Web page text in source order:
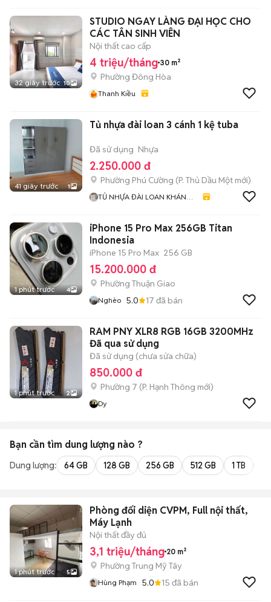
32 giây trước 10
STUDIO NGAY LÀNG ĐẠI HỌC CHO
CÁC TÂN SINH VIÊN
Nội thất cao cấp
4 triệu/tháng 30 m²
Phường Đông Hòa
Thanh Kiều
41 giây trước 1
Tủ nhựa đài loan 3 cánh 1 kệ tuba
Đã sử dụng Nhựa
2.250.000 đ
Phường Phú Cường (P. Thủ Dầu Một mới)
TỦ NHỰA ĐÀI LOAN KHÁNH
1 phút trước 4
iPhone 15 Pro Max 256GB Titan
Indonesia
iPhone 15 Pro Max 256 GB
15.200.000 đ
Phường Thuận Giao
Nghèo 5.0 17 đã bán
1 phút trước 2
RAM PNY XLR8 RGB 16GB 3200MHz
Đã qua sử dụng
Đã sử dụng (chưa sửa chữa)
850.000 đ
Phường 7 (P. Hạnh Thông mới)
Dy
Bạn cần tìm dung lượng nào ?
Dung lượng: 64 GB 128 GB 256 GB 512 GB 1 TB
1 phút trước 5
Phòng đối diện CVPM, Full nội thất,
Máy Lạnh
Nội thất đầy đủ
3,1 triệu/tháng 20 m²
Phường Trung Mỹ Tây
Hùng Phạm 5.0 15 đã bán